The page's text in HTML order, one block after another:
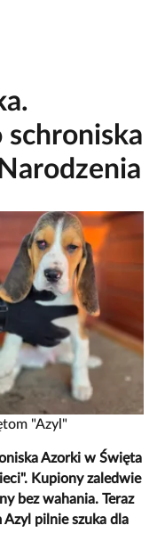
schroniska
"Azyl"
Azorki w Święta
Kupiony zaledwie
bez wahania. Teraz
pilnie szuka dla